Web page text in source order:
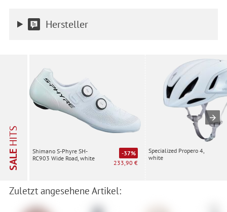
Hersteller
SALE
HITS
Shimano S-Phyre SH-
RC903 Wide Road, white
-37%
233,90 €
Specialized Propero 4,
white
Zuletzt angesehene Artikel: